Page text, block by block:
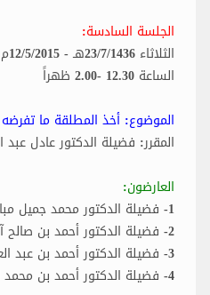
الجلسة السادسة:
الثلاثاء 23/7/1436هـ - 12/5/2015م
الساعة 12.30 -2.00 ظهراً
الموضوع: أخذ المطلقة ما
المقرر: فضيلة الدكتور عادل عبد
العارضون:
1- فضيلة الدكتور محمد جميل مبارك
2- فضيلة الدكتور أحمد بن صالح آل عبد السلام
3- فضيلة الدكتور أحمد بن عبد العزيز الحداد
4- فضيلة الدكتور أحمد بن محمد الخليل